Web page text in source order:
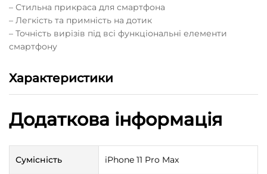
– Стильна прикраса для смартфона
– Легкість та примність на дотик
– Точність вирізів під всі функціональні елементи
смартфону
Характеристики
Додаткова інформація
Сумісність iPhone 11 Pro Max